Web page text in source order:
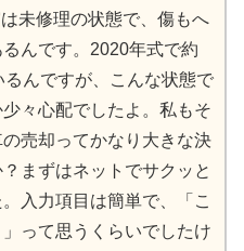
未修理の状態で、傷もへ
んです。2020年式で約
んですが、こんな状態で
々心配でしたよ。私もそ
売却ってかなり大きな決
まずはネットでサクッと
入力項目は簡単で、「こ
って思うくらいでしたけ